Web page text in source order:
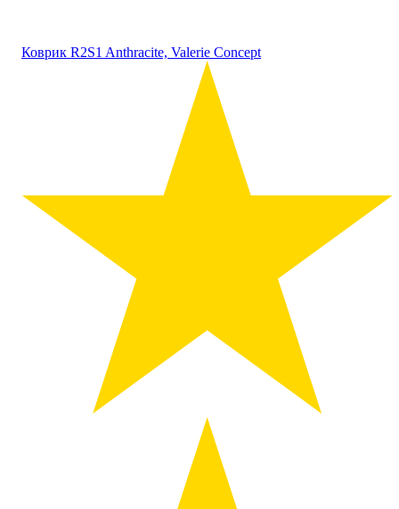
Коврик R2S1 Anthracite, Valerie Concept